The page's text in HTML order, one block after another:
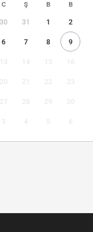
C Ş B B
30 31 1 2
6 7 8 9